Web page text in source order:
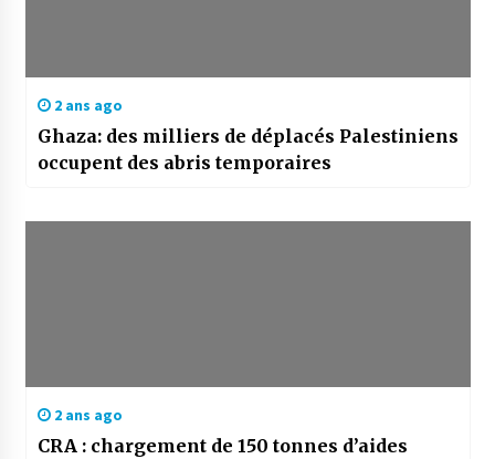
2 ans ago
Ghaza: des milliers de déplacés Palestiniens
occupent des abris temporaires
2 ans ago
CRA : chargement de 150 tonnes d’aides